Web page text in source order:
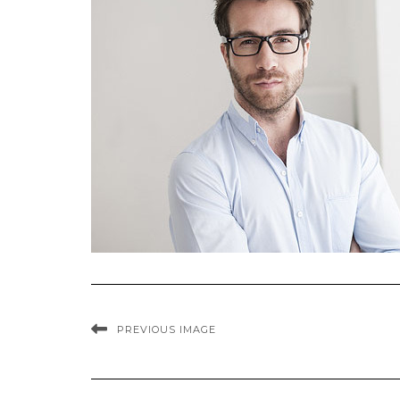
PREVIOUS IMAGE